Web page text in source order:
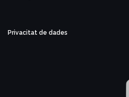
Privacitat de dades